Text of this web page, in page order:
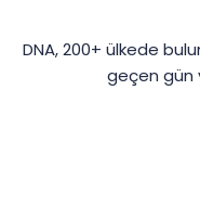
DNA, 200+ ülkede
geçen gün